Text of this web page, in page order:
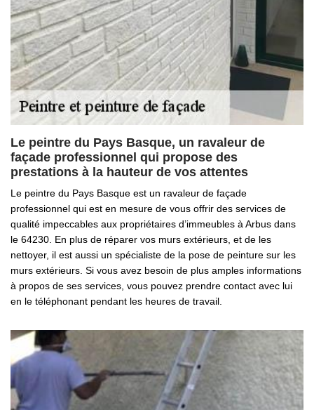
Le peintre du Pays Basque, un ravaleur de
façade professionnel qui propose des
prestations à la hauteur de vos attentes
Le peintre du Pays Basque est un ravaleur de façade
professionnel qui est en mesure de vous offrir des services de
qualité impeccables aux propriétaires d’immeubles à Arbus dans
le 64230. En plus de réparer vos murs extérieurs, et de les
nettoyer, il est aussi un spécialiste de la pose de peinture sur les
murs extérieurs. Si vous avez besoin de plus amples informations
à propos de ses services, vous pouvez prendre contact avec lui
en le téléphonant pendant les heures de travail.